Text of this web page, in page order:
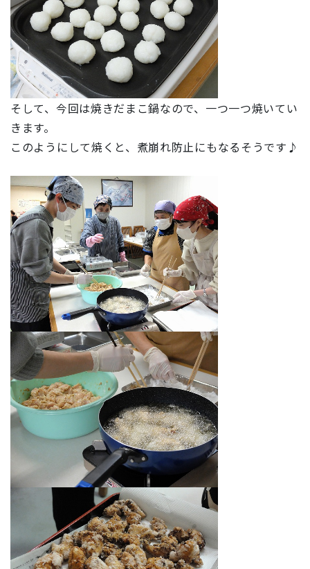
そして、今回は焼きだまこ鍋なので、一つ一つ焼いてい
きます。
このようにして焼くと、煮崩れ防止にもなるそうです♪